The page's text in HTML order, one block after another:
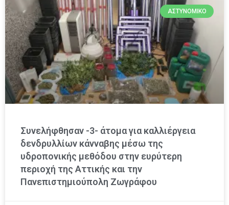
ΑΣΤΥΝΟΜΙΚΌ
Συνελήφθησαν -3- άτομα για καλλιέργεια
δενδρυλλίων κάνναβης μέσω της
υδροπονικής μεθόδου στην ευρύτερη
περιοχή της Αττικής και την
Πανεπιστημιούπολη Ζωγράφου